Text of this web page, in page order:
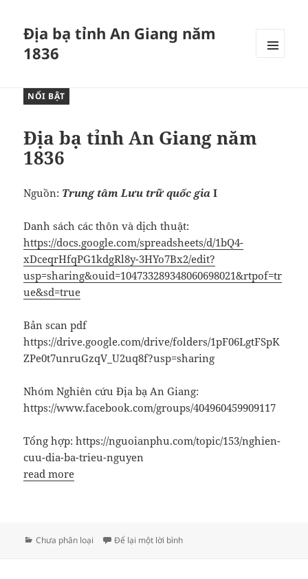
Địa bạ tỉnh An Giang năm
1836
Địa bạ tỉnh An Giang năm
1836
Nguồn: Trung tâm Lưu trữ quốc gia I
Danh sách các thôn và dịch thuật:
https://docs.google.com/spreadsheets/d/1bQ4-
xDceqrHfqPG1kdgRl8y-3HYo7Bx2/edit?
usp=sharing&ouid=104733289348060698021&rtpof=tr
ue&sd=true
Bản scan pdf
https://drive.google.com/drive/folders/1pF06LgtFSpK
ZPe0t7unruGzqV_U2uq8f?usp=sharing
Nhóm Nghiên cứu Địa bạ An Giang:
https://www.facebook.com/groups/404960459909117
Tổng hợp: https://nguoianphu.com/topic/153/nghien-
cuu-dia-ba-trieu-nguyen
read more
NỔI BẬT
Danh
Chưa phân loại Để lại một lời bìnhở Địa bạ tỉnh An Giang năm 1836